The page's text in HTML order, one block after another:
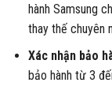
hành Samsung
thay thế chuyên
Xác nhận bảo
bảo hành từ 3